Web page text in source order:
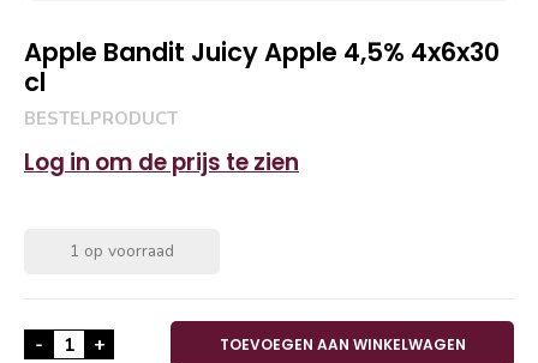
Apple Bandit Juicy Apple 4,5% 4x6x30
cl
BESTELPRODUCT
Log in om de prijs te zien
1 op voorraad
- Apple Bandit Juicy Apple 4,5% 4x6x30 cl aantal
+ TOEVOEGEN AAN WINKELWAGEN